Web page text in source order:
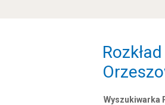
Wyszukiwarka